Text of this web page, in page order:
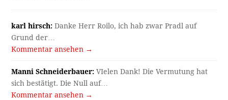
karl hirsch: Danke Herr Roilo, ich hab zwar Pradl auf
Grund der…
Kommentar ansehen →
Manni Schneiderbauer: VIelen Dank! Die Vermutung hat
sich bestätigt. Die Null auf…
Kommentar ansehen →